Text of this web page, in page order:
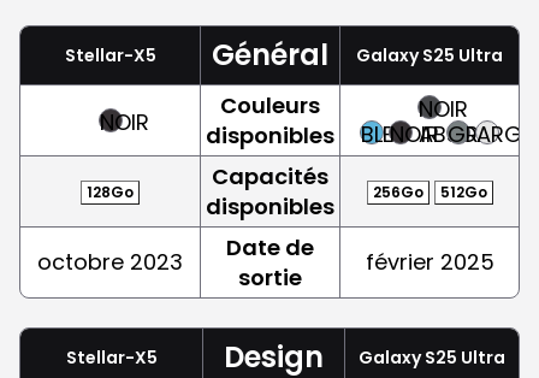
Stellar-X5 Général Galaxy S25 Ultra
NOIR
Couleurs
disponibles
BLEUNOIR
NOIR
ABSOLU
GRIS
128Go
Capacités
disponibles
256Go 512Go
octobre 2023
Date de
sortie
février 2025
Stellar-X5 Design Galaxy S25 Ultra